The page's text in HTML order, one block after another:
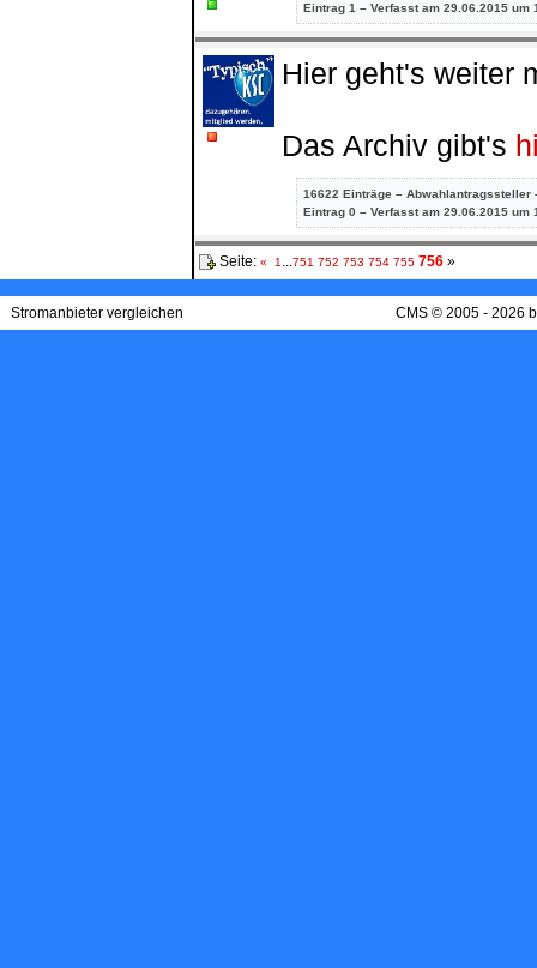
Eintrag 1 – Verfasst am 29.06.2015 um
Hier geht's weiter
Das Archiv gibt's
16622 Einträge – Abwahlantragssteller
Eintrag 0 – Verfasst am 29.06.2015 um
Seite: « 1 ...751 752 753 754 755 756 »
Stromanbieter vergleichen CMS © 2005 - 2026